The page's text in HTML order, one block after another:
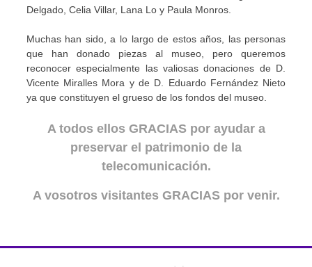
Delgado, Celia Villar, Lana Lo y Paula Monros.
Muchas han sido, a lo largo de estos años, las personas
que han donado piezas al museo, pero queremos
reconocer especialmente las valiosas donaciones de D.
Vicente Miralles Mora y de D. Eduardo Fernández Nieto
ya que constituyen el grueso de los fondos del museo.
A todos ellos GRACIAS por ayudar a
preservar el patrimonio de la
telecomunicación.
A vosotros visitantes GRACIAS por venir.